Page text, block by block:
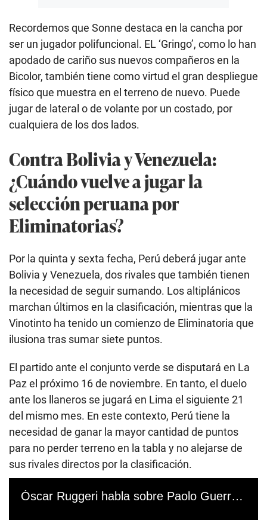
Recordemos que Sonne destaca en la cancha por
ser un jugador polifuncional. EL ‘Gringo’, como lo han
apodado de cariño sus nuevos compañeros en la
Bicolor, también tiene como virtud el gran despliegue
físico que muestra en el terreno de nuevo. Puede
jugar de lateral o de volante por un costado, por
cualquiera de los dos lados.
Contra Bolivia y Venezuela:
¿Cuándo vuelve a jugar la
selección peruana por
Eliminatorias?
Por la quinta y sexta fecha, Perú deberá jugar ante
Bolivia y Venezuela, dos rivales que también tienen
la necesidad de seguir sumando. Los altiplánicos
marchan últimos en la clasificación, mientras que la
Vinotinto ha tenido un comienzo de Eliminatoria que
ilusiona tras sumar siete puntos.
El partido ante el conjunto verde se disputará en La
Paz el próximo 16 de noviembre. En tanto, el duelo
ante los llaneros se jugará en Lima el siguiente 21
del mismo mes. En este contexto, Perú tiene la
necesidad de ganar la mayor cantidad de puntos
para no perder terreno en la tabla y no alejarse de
sus rivales directos por la clasificación.
Óscar Ruggeri habla sobre Paolo Guerrero